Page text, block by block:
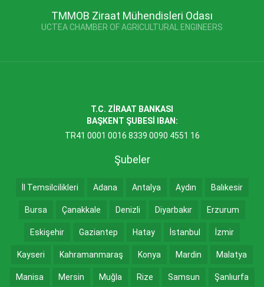
TMMOB Ziraat Mühendisleri Odası
UCTEA CHAMBER OF AGRICULTURAL ENGINEERS
T.C. ZİRAAT BANKASI
BAŞKENT ŞUBESİ IBAN:
TR41 0001 0016 8339 0090 4551 16
Şubeler
İl Temsilcilikleri Adana Antalya Aydın Balıkesir
Bursa Çanakkale Denizli Diyarbakır Erzurum
Eskişehir Gaziantep Hatay İstanbul İzmir
Kayseri Kahramanmaraş Konya Mardin Malatya
Manisa Mersin Muğla Rize Samsun Şanlıurfa